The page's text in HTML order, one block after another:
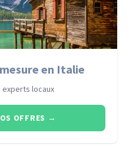
en Italie
locaux
OFFRES →